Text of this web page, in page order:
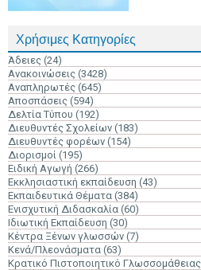
Χρήσιμες Κατηγορίες
Άδειες (24)
Ανακοινώσεις (3428)
Αναπληρωτές (645)
Αποσπάσεις (594)
Δελτία Τύπου (192)
Διευθυντές Σχολείων (183)
Διευθυντές φορέων (154)
Διορισμοί (195)
Ειδική Αγωγή (266)
Εκκλησιαστική εκπαίδευση (43)
Εκπαιδευτικά Θέματα (384)
Ενισχυτική Διδασκαλία (60)
Ιδιωτική Εκπαίδευση (30)
Κέντρα Ξένων γλωσσών (7)
Κενά/Πλεονάσματα (63)
Κρατικό Πιστοποιητικό Γλωσσομάθειας